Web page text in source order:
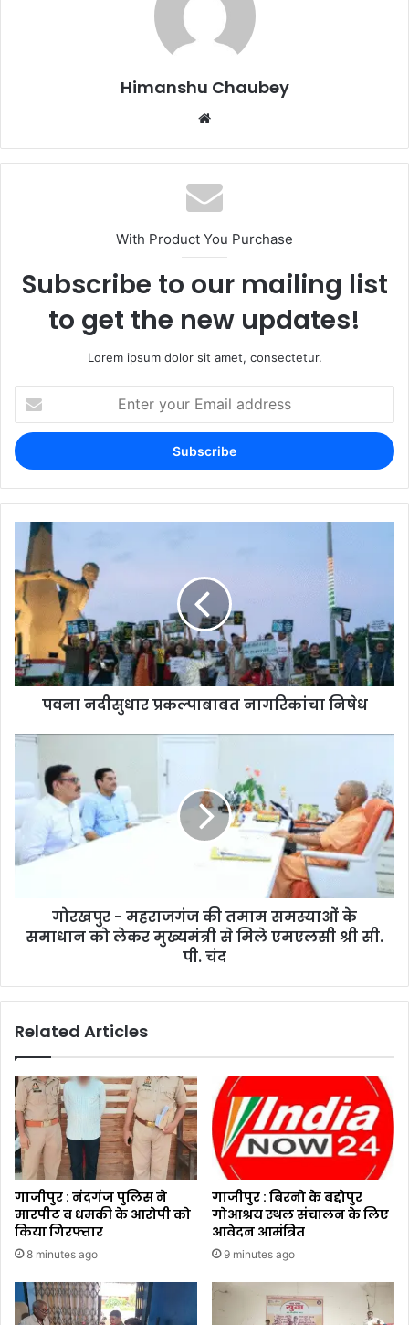
Himanshu Chaubey
With Product You Purchase
Subscribe to our mailing list
to get the new updates!
Lorem ipsum dolor sit amet, consectetur.
पवना नदीसुधार प्रकल्पाबाबत नागरिकांचा निषेध
गोरखपुर - महराजगंज की तमाम समस्याओं के
समाधान को लेकर मुख्यमंत्री से मिले एमएलसी श्री सी.
पी. चंद
Related Articles
गाजीपुर : नंदगंज पुलिस ने
मारपीट व धमकी के आरोपी को
किया गिरफ्तार
8 minutes ago
गाजीपुर : बिरनो के बद्दोपुर
गोआश्रय स्थल संचालन के लिए
आवेदन आमंत्रित
9 minutes ago